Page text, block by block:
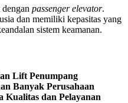
passenger elevator.
dan memiliki kepasitas yang
sistem keamanan.
Lift Penumpang
Banyak Perusahaan
dan Pelayanan